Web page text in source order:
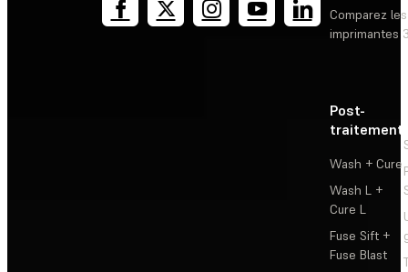
Comparez les
imprimantes
Post-
traitement
Wash + Cure
Wash L +
Cure L
Fuse Sift +
Fuse Blast